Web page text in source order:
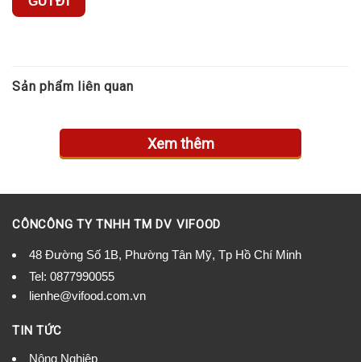
Sản phẩm liên quan
Xem thêm
CÔNCÔNG TY TNHH TM DV VIFOOD
48 Đường Số 1B, Phường Tân Mỹ, Tp Hồ Chí Minh
Tel: 0877990055
lienhe@vifood.com.vn
TIN TỨC
Nông Nghiệp